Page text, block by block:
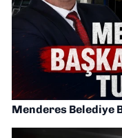
Menderes Belediye